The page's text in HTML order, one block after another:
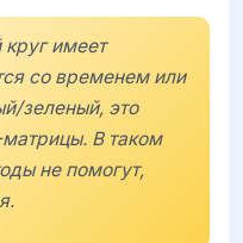
имеет
со временем или
зеленый, это
В таком
не помогут,